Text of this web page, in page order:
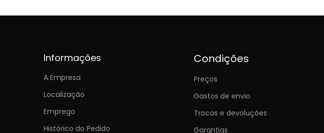
Informações
A Empresa
Localização
Emprego
Histórico do Pedido
Condições
Preços
Gastos de envio
Trocas e devoluções
Garantias